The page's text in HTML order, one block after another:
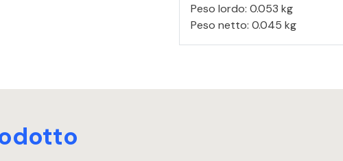
Peso lordo: 0.053 kg
Peso netto: 0.045 kg